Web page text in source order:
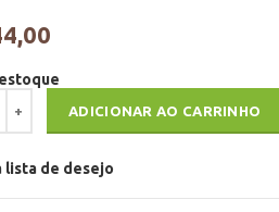
ADICIONAR AO CARRINHO
lista de desejo